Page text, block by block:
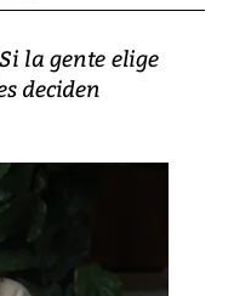
la gente elige
deciden